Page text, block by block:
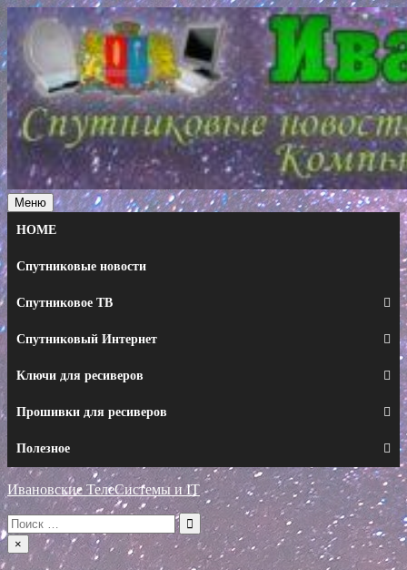
Перейти
к
содержимому
Меню
HOME
Спутниковые новости
Спутниковое ТВ
Спутниковый Интернет
Ключи для ресиверов
Прошивки для ресиверов
Полезное
Ивановские ТелеСистемы и IT
Искать:
×